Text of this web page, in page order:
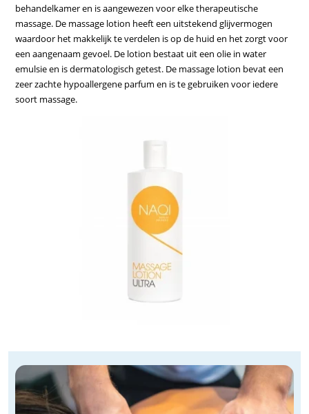
behandelkamer en is aangewezen voor elke therapeutische
massage. De massage lotion heeft een uitstekend glijvermogen
waardoor het makkelijk te verdelen is op de huid en het zorgt voor
een aangenaam gevoel. De lotion bestaat uit een olie in water
emulsie en is dermatologisch getest. De massage lotion bevat een
zeer zachte hypoallergene parfum en is te gebruiken voor iedere
soort massage.